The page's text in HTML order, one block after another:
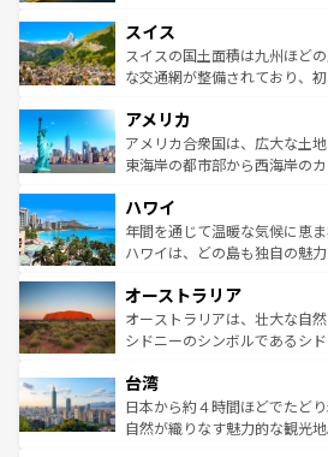
れる地方に足を運ぶとそれぞ
きるだろう。 なお、新
を参照してほしい。
は、お酒好きな人にはぜひ体験してほし
ドイツ情報はコンテンツ一覧
リアごとに異なる魅力がある
ティー、ビール好きにはたま
戦など、本場だからこそでき
ンツ一覧を参照してほしい。
スイス
スイスの国土面積は九州ほど
な交通網が整備されており、
の建物がそのまま残る町や、
博物館もあり、アルプス観光
ことができる。国民の所得が
ば市内交通費無料で観光を楽しむこ
着のスイス情報はコンテンツ
アメリカ
アメリカ合衆国は、広大な土
東海岸の都市部から西海岸の
のような巨大都市は、観光、
ンメントが詰まった刺激的な
西部には大自然が広がり、グ
部のニューオーリンズでは、
文化が魅力。旅行者はアメリ
しみながら、その多様性と豊
ならではの贅沢な旅のスタイルだ。 なお、新着のア
情報はコンテンツ一覧を参照
ハワイ
年間を通じて温暖な気候に恵
ハワイは、どの島も独自の魅
ワイ島は見逃せない。また、
島だが、静かな自然を求める
おすすめ。エメラルドグリー
れるおもてなしの心で訪れる
人々、おいしいローカルフー
ク、伝統的なフラダンスなど
オーストラリア
オーストラリアは、壮大な自
シドニーのシンボルであるシ
リアリーフや大陸中央部にそ
ク）、タスマニアの美しい原
ど、見どころがたくさん。ま
台湾
日本から約４時間ほどでたど
自然が織りなす魅力的な観光